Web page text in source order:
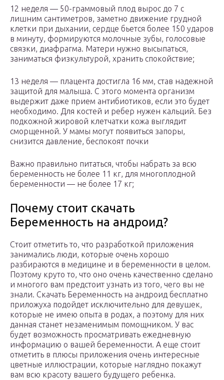
12 неделя — 50-граммовый плод вырос до 7 с
лишним сантиметров, заметно движение грудной
клетки при дыхании, сердце бьется более 150 ударов
в минуту, формируются молочные зубы, голосовые
связки, диафрагма. Матери нужно высыпаться,
заниматься физкультурой, хранить спокойствие;
13 неделя — плацента достигла 16 мм, став надежной
защитой для малыша. С этого момента организм
выдержит даже прием антибиотиков, если это будет
необходимо. Для костей и ребер нужен кальций. Без
подкожной жировой клетчатки кожа выглядит
сморщенной. У мамы могут появиться запоры,
снизится давление, беспокоят почки
Важно правильно питаться, чтобы набрать за всю
беременность не более 11 кг, для многоплодной
беременности — не более 17 кг;
Почему стоит скачать
Беременность на андроид?
Стоит отметить то, что разработкой приложения
занимались люди, которые очень хорошо
разбираются в медицине и в беременности в целом.
Поэтому круто то, что оно очень качественно сделано
и многого вам предстоит узнать из того, чего вы не
знали. Скачать Беременность на андроид бесплатно
приложуха подойдет исключительно для девушек,
которые не имею опыта в родах, а поэтому для них
данная станет незаменимым помощником. У вас
будет возможность просматривать ежедневную
информацию о вашей беременности. А еще стоит
отметить в плюсы приложения очень интересные
цветные иллюстрации, которые наглядно покажут
вам всю красоту вашего будущего ребенка.